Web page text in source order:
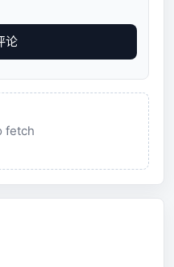
论
fetch